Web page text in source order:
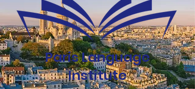
Paris Language
Institute